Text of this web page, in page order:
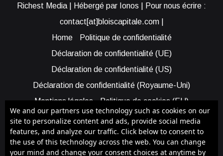
Richest Media | Hébergé par Ionos | Pour nous écrire :
contact[at]bloiscapitale.com |
Home
Politique de confidentialité
Déclaration de confidentialité (UE)
Déclaration de confidentialité (US)
Déclaration de confidentialité (Royaume-Uni)
Mentions légales
Politique de cookies (EU)
Cookie Policy (AUS)
Cookie Policy (US)
Qui sommes-nous ?
Participer à Blois Capitale
Bénéficier d’une assistance
We and our partners use technology such as cookies on our
site to personalize content and ads, provide social media
features, and analyze our traffic. Click below to consent to
the use of this technology across the web. You can change
your mind and change your consent choices at anytime by